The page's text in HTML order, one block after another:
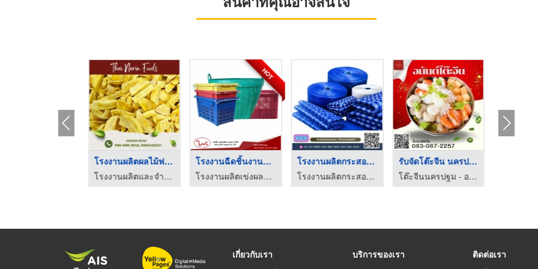
โรงงานผลิตผลไม้ฟรีซด ...
โรงงานผลิตและจำหน่าย ผักผลไม้ฟรีซดราย
HOT
โรงงานฉีดชิ้นงานพลาส ...
โรงงานผลิตเข่งผลไม้ ลังผลไม้พลาสติก - ว.พลาสติก (2002)
โรงงานผลิตกระสอบสาน ...
โรงงานผลิตกระสอบสาน PP
รับจัดโต๊ะจีน นครปฐม
โต๊ะจีนนครปฐม - อนันต์โต๊ะจีน
เกี่ยวกับเรา บริการของเรา ติดต่อเรา